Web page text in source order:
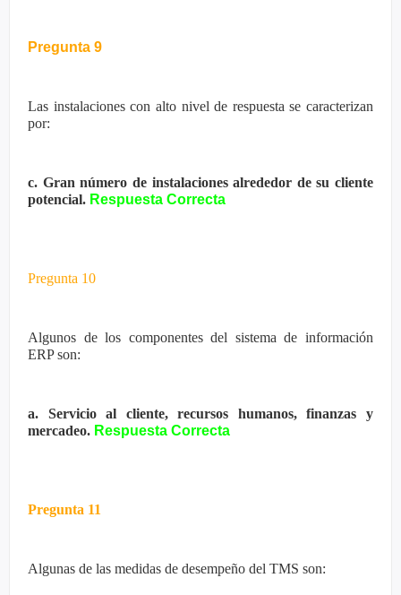
Pregunta 9
Las instalaciones con alto nivel de respuesta se caracterizan
por:
c. Gran número de instalaciones alrededor de su cliente
potencial. Respuesta Correcta
Pregunta 10
Algunos de los componentes del sistema de información
ERP son:
a. Servicio al cliente, recursos humanos, finanzas y
mercadeo. Respuesta Correcta
Pregunta 11
Algunas de las medidas de desempeño del TMS son: